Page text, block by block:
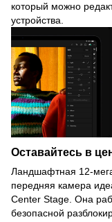
который можно
устройства.
Оставайтесь в
Ландшафтная 12-
передняя камера
Center Stage. Она
безопасной